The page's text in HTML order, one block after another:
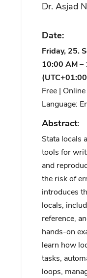
Dr. Asjad
Date:
Friday, 25.
10:00 AM –
Free | Online
Language:
Abstract:
Stata locals
tools for
and
the risk of
introduces
locals,
reference,
hands-on
learn how
tasks,
loops,